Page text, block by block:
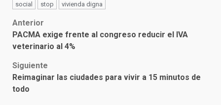
social
stop vivienda digna
Post
navigation
Anterior
PACMA exige frente al congreso reducir el IVA
veterinario al 4%
Siguiente
Reimaginar las ciudades para vivir a 15 minutos de
todo